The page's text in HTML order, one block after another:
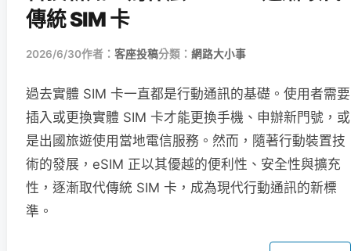
傳統 SIM 卡
2026/6/30作者： 客座投稿分類： 網路大小事
過去實體 SIM 卡一直都是行動通訊的基礎。使用者需要
插入或更換實體 SIM 卡才能更換手機、申辦新門號，或
是出國旅遊使用當地電信服務。然而，隨著行動裝置技
術的發展，eSIM 正以其優越的便利性、安全性與擴充
性，逐漸取代傳統 SIM 卡，成為現代行動通訊的新標
準。